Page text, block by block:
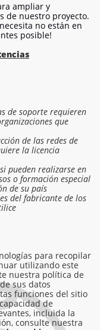
Para socios
ampliar y
de nuestro proyecto.
no están en
posible!
de soporte requieren
que
de las redes de
la licencia
pueden realizarse en
o formación especial
de su país
del fabricante de los
para recopilar
utilizando este
nuestra política de
sus datos
funciones del sitio
de
incluida la
consulte nuestra